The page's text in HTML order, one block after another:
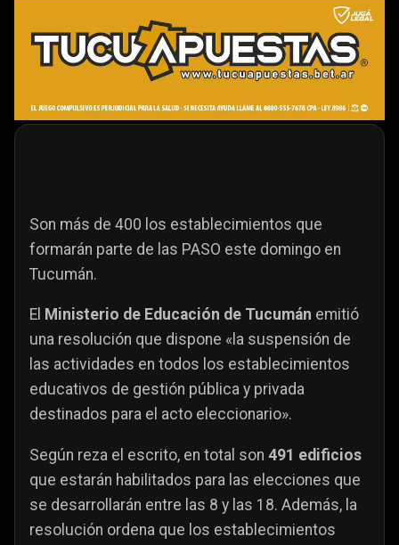
Son más de 400 los establecimientos que
formarán parte de las PASO este domingo en
Tucumán.
El Ministerio de Educación de Tucumán emitió
una resolución que dispone «la suspensión de
las actividades en todos los establecimientos
educativos de gestión pública y privada
destinados para el acto eleccionario».
Según reza el escrito, en total son 491 edificios
que estarán habilitados para las elecciones que
se desarrollarán entre las 8 y las 18. Además, la
resolución ordena que los establecimientos